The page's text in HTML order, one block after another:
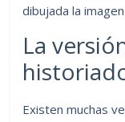
dibujada la
La
Existen muchas